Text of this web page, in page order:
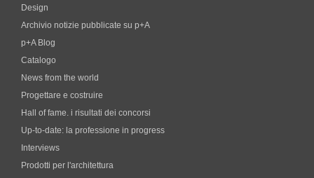
Design
Archivio notizie pubblicate su p+A
p+A Blog
Catalogo
News from the world
Progettare e costruire
Hall of fame. i risultati dei concorsi
Up-to-date: la professione in progress
Interviews
Prodotti per l'architettura